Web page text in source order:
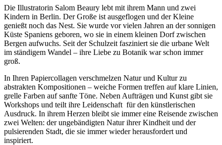
Die Illustratorin Salom Beaury lebt mit ihrem Mann und zwei
Kindern in Berlin. Der Große ist ausgeflogen und der Kleine
genießt noch das Nest. Sie wurde vor vielen Jahren an der sonnigen
Küste Spaniens geboren, wo sie in einem kleinen Dorf zwischen
Bergen aufwuchs. Seit der Schulzeit fasziniert sie die urbane Welt
im ständigem Wandel – ihre Liebe zu Botanik war schon immer
groß.
In Ihren Papiercollagen verschmelzen Natur und Kultur zu
abstrakten Kompositionen – weiche Formen treffen auf klare Linien,
grelle Farben auf sanfte Töne. Neben Aufträgen und Kunst gibt sie
Workshops und teilt ihre Leidenschaft für den künstlerischen
Ausdruck. In ihrem Herzen bleibt sie immer eine Reisende zwischen
zwei Welten: der ungebändigten Natur ihrer Kindheit und der
pulsierenden Stadt, die sie immer wieder herausfordert und
inspiriert.